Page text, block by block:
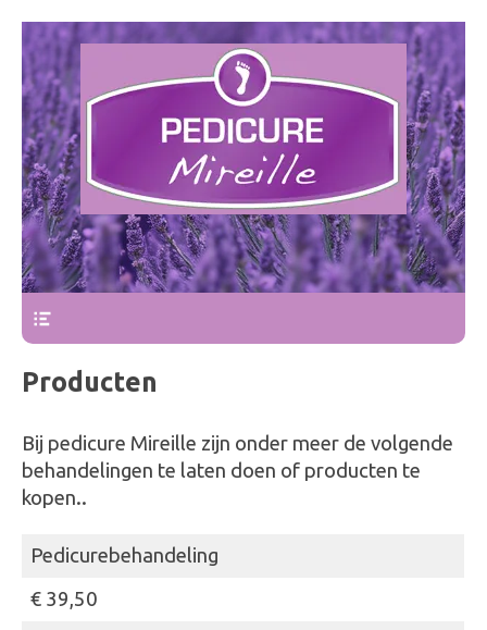
Pedicure Mireille
Producten
Bij pedicure Mireille zijn onder meer de volgende
behandelingen te laten doen of producten te
kopen..
Pedicurebehandeling
€ 39,50